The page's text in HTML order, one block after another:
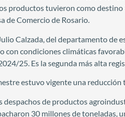
productos tuvieron como
de Comercio de Rosario.
Calzada, del departamento de
con condiciones climáticas
25. Es la segunda más alta
estuvo vigente una
de productos
30 millones de toneladas,